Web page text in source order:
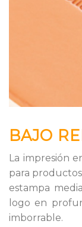
BAJO
La impresión
para
estampa
logo en
imborrable.